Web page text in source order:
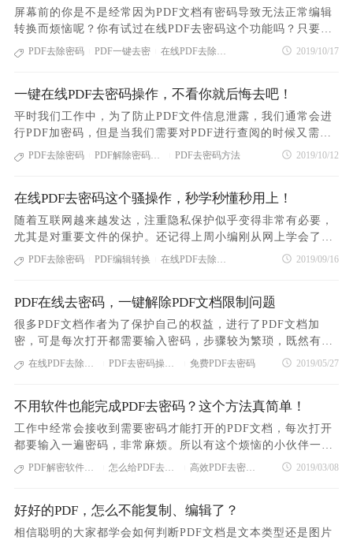
【开始去除】,等密码去除完成后点击下载将文档保存到电脑
中｡怎么去除PDF文档密码?以上就是使用PDF365官方网站给P
DF文档在线去除密码的方法教程啦｡了解更多实用的PDF在线
辑。但是我相信大家都遇到过PDF文件无法转换的情况吧，这
是为什么呢？当然是因为PDF文档本身有密码存在，除非用PD
许被转换的。 那么怎样才能使用PDF去密码这个功能呢？超简
在线转换平台：PDF365 选择“PDF去密码”，上传PDF文件 输
最后只要点击“下载”，就能够获得一份没有密码的PDF文件 怎
么样，这个PDF去密码操作很简单吧？以后如果PDF文件无法
转换的话，千万要记得试试这个PDF去密码的功能哦~还有更
你来尝试~
屏幕前的你是不是经常因为PDF文档有密码导致无法正常编辑
转换而烦恼呢？你有试过在线PDF去密码这个功能吗？只要上
传文件输入密码就可以完成PDF一键去密，轻松帮你解决PDF
无法编辑转换的烦恼。 快来跟我学学怎么在线PDF去密码吧！
去密码”，上传需要在线PDF去密码的文件 然后输入PDF文件
的密码，点击“开始去除”即可完成在线PDF去密码操作 最后只
要点击“下载”按钮即可获得没有密码的PDF文档 这个在线PDF
万别认为在线PDF去密码这个操作是万能的，因为这个操作必
PDF去除密码 PDF一键去密 在线PDF去除密码 2019/10/17
一键在线PDF去密码操作，不看你就后悔去吧！
平时我们工作中，为了防止PDF文件信息泄露，我们通常会进
行PDF加密码，但是当我们需要对PDF进行查阅的时候又需要
进行在线PDF去密码。你说说，人类是一个多么复杂的矛盾集
合体啊！尤其是当你刚把PDF进行加密完成后，又要进行在线
遇到过这种大坑的人如今都早给自己留了一套必杀技，那就是
在你需要查阅加密了的PDF文件时能够轻松并且快速地进行在
线PDF去密码！有人问起：那是什么神仙操作？没错，接下来
法，是不是有点怀疑人生？别愣着了，赶快来跟小编一起学习
击“PDF去密码”图标，进入文档上传页面 第三步：上传需要去
除”即可完成在线PDF去密码操作 第五步：点击“下载”按钮，
即可下载在线PDF去密码后的文档 以上就是今天小编分享的在
线PDF去密码的操作过程啦！温馨提示：以上操作仅适用于知
没办法进行的！希望今天小编的分享可以帮助到你们！ 在线P
DF加密 在线PDF加水印
PDF去除密码 PDF解除密码限制 PDF去密码方法 2019/10/12
在线PDF去密码这个骚操作，秒学秒懂秒用上！
随着互联网越来越发达，注重隐私保护似乎变得非常有必要，
尤其是对重要文件的保护。还记得上周小编刚从网上学会了如
何给PDF加密，如今正当我正拿着这份加了密的PDF文件去打
印时，反倒打印不出来，看来得进行在线PDF去密码了！同样
65，最主要是里面的功能非常齐全，小编我不用大费周章跑去
网上找其他的解决方法，还要考虑该方法是否靠谱！ 在线PDF
去密码同样可以在PDF365进行并且操作也是非常的简单，接
们学会了也会爱死PDF365这个网站的，一起来看看吧！ 第一
码”图标，进入文档上传页面 第三步：上传需要去密码的PDF
在线PDF去密码操作 第五步：点击“下载”按钮，即可下载在线
PDF去密码后的文档 今天小编分享的在线PDF去密码教程就到
这里啦，有需要的小伙伴可以借鉴学习一下哦！需要提醒你们
PDF去密码操作哦，如果不知道文档密码，是没办法进行的！
希望小编的分享可以帮助到你们！ 在线PDF加密 在线PDF加
水印
PDF去除密码 PDF编辑转换 在线PDF去除密码 2019/09/16
PDF在线去密码，一键解除PDF文档限制问题
很多PDF文档作者为了保护自己的权益，进行了PDF文档加
密，可是每次打开都需要输入密码，步骤较为繁琐，既然有PD
F加密，自然也有PDF去密码，我们可以借助第三方软件将这
个密码直接去除，而且办法非常简单哦，不需要下载任何软件
脑浏览器，输入 www.pdf365.cn 进入PDF在线转换平台 2、
进入网站后，点击“PDF去密码”功能，进入PDF文件上传页
面，上传需要去密码的PDF文件，并输入文档密码 3、 点
击“下载”按钮，即可到达去除密码之后的PDF文件 以上就是P
伴，赶紧跟着教程操作下吧，希望可以实实在在帮到大家解决
在线PDF去除密码 PDF去密码操作方法 免费PDF去密码 2019/05/27
不用软件也能完成PDF去密码？这个方法真简单！
工作中经常会接收到需要密码才能打开的PDF文档，每次打开
都要输入一遍密码，非常麻烦。所以有这个烦恼的小伙伴一定
都想知道有没有一个办法能够一键去除这些烦人的密码。小编
作为PDF高手，今天就教你一种一键完成PDF去密码的操作，
pdf365.cn/2.点击“PDF去密码”功能，进入PDF文件上传页面，
上传需要去密码的PDF文件，并输入文档密码3.点击“开始去
PDF解密软件手机版 怎么给PDF去除密码 高效PDF去密码工具 2019/03/08
好好的PDF，怎么不能复制、编辑了？
相信聪明的大家都学会如何判断PDF文档是文本类型还是图片